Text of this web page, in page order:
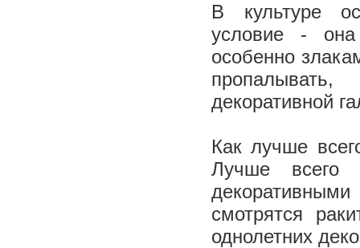
В культуре
условие -
особенно
декоративной
Как лучше
Лучше всего
смотрятся
однолетних